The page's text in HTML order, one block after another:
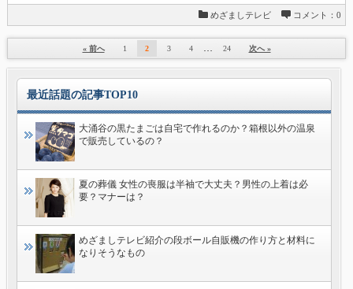
めざましテレビ コメント：0
« 前へ 1 2 3 4 24 次へ »
最近話題の記事TOP10
大涌谷の黒たまごは自宅で作れるのか？箱根以外の温泉
で販売しているの？
夏の葬儀 女性の喪服は半袖で大丈夫？男性の上着は必
要？マナーは？
めざましテレビ紹介の段ボール自販機の作り方と材料に
なりそうなもの